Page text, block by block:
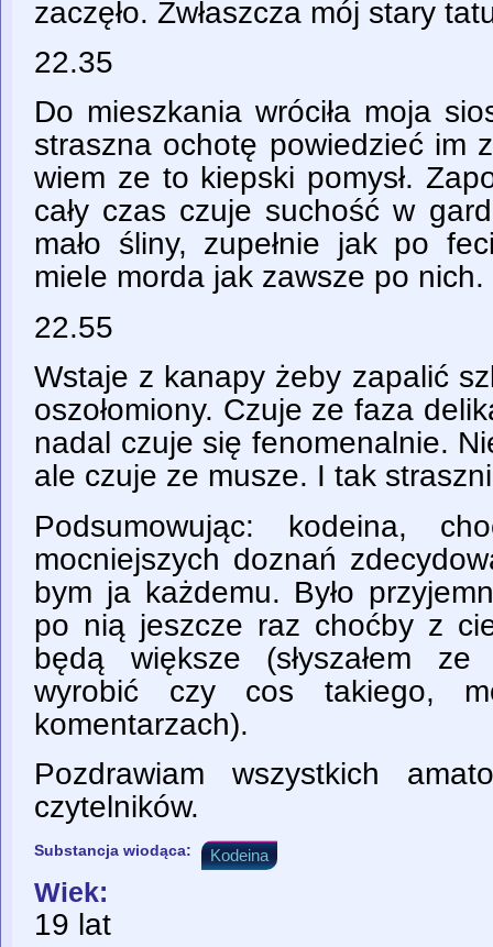
zaczęło. Zwłaszcza mój stary
22.35
Do mieszkania wróciła moja
straszna ochotę powiedzieć im
wiem ze to kiepski pomysł.
cały czas czuje suchość w
mało śliny, zupełnie jak po
miele morda jak zawsze po nich.
22.55
Wstaje z kanapy żeby zapalić
oszołomiony. Czuje ze faza
nadal czuje się fenomenalnie.
ale czuje ze musze. I tak
Podsumowując: kodeina,
mocniejszych doznań
bym ja każdemu. Było
po nią jeszcze raz choćby z
będą większe (słyszałem
wyrobić czy cos takiego,
komentarzach).
Pozdrawiam wszystkich
czytelników.
Substancja wiodąca: Kodeina
Wiek:
19 lat